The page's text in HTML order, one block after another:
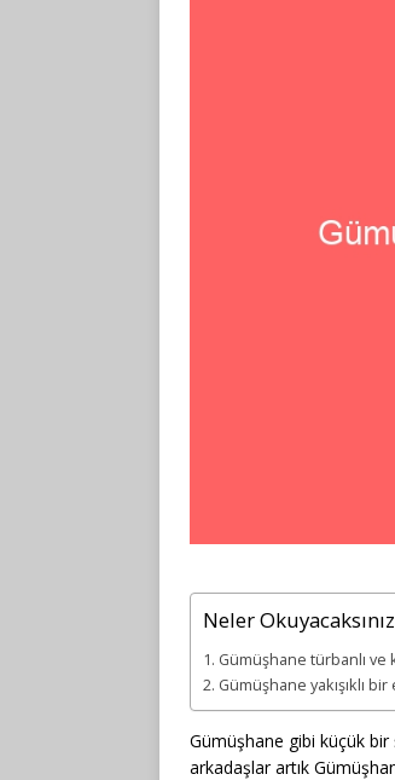
Neler
Gümüşhane türbanlı ve
Gümüşhane yakışıklı
Gümüşhane gibi küçük bir
arkadaşlar artık